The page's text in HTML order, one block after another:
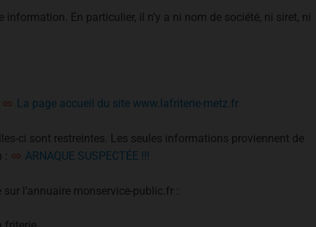
En particulier, il n’y a ni nom de société, ni siret, ni
La page accueil du site www.lafriterie-metz.fr
ci sont restreintes. Les seules informations proviennent de
ARNAQUE SUSPECTÉE !!!
l’annuaire monservice-public.fr :